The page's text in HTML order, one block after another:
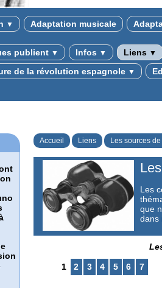
▼ Adaptation musicale
publient ▼ Infos ▼ Liens ▼
de la révolution espagnole ▼
Accueil Liens Les sources
Les
que
dans
1 2 3 4 5 6 7